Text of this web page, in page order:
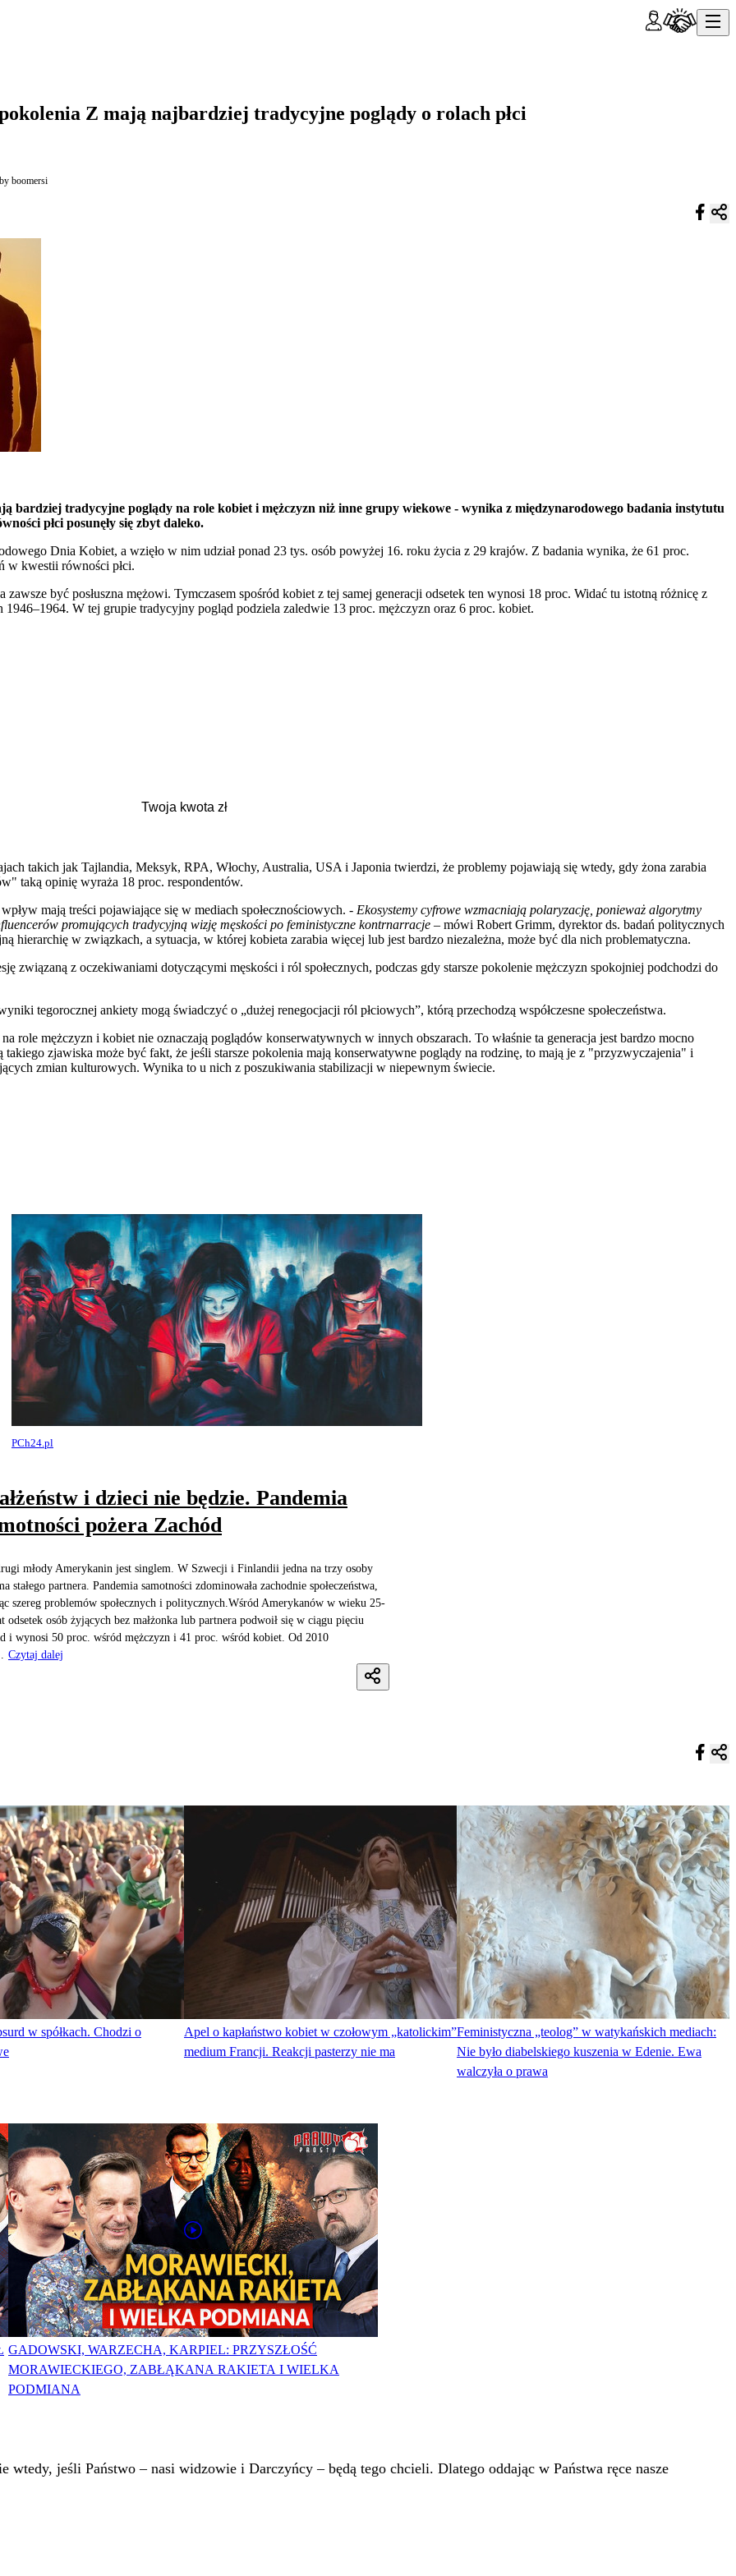
Z mają najbardziej tradycyjne poglądy o rolach płci
boomersi
bardziej tradycyjne poglądy na role kobiet i mężczyzn niż inne grupy wiekowe - wynika z międzynarodowego badania instytutu
płci posunęły się zbyt daleko.
Dnia Kobiet, a wzięło w nim udział ponad 23 tys. osób powyżej 16. roku życia z 29 krajów. Z badania wynika, że 61 proc.
w kwestii równości płci.
być posłuszna mężowi. Tymczasem spośród kobiet z tej samej generacji odsetek ten wynosi 18 proc. Widać tu istotną różnicę z
W tej grupie tradycyjny pogląd podziela zaledwie 13 proc. mężczyzn oraz 6 proc. kobiet.
takich jak Tajlandia, Meksyk, RPA, Włochy, Australia, USA i Japonia twierdzi, że problemy pojawiają się wtedy, gdy żona zarabia
taką opinię wyraża 18 proc. respondentów.
mają treści pojawiające się w mediach społecznościowych. - Ekosystemy cyfrowe wzmacniają polaryzację, ponieważ algorytmy
promujących tradycyjną wizję męskości po feministyczne kontrnarracje – mówi Robert Grimm, dyrektor ds. badań politycznych
hierarchię w związkach, a sytuacja, w której kobieta zarabia więcej lub jest bardzo niezależna, może być dla nich problematyczna.
związaną z oczekiwaniami dotyczącymi męskości i ról społecznych, podczas gdy starsze pokolenie mężczyzn spokojniej podchodzi do
tegorocznej ankiety mogą świadczyć o „dużej renegocjacji ról płciowych”, którą przechodzą współczesne społeczeństwa.
role mężczyzn i kobiet nie oznaczają poglądów konserwatywnych w innych obszarach. To właśnie ta generacja jest bardzo mocno
zjawiska może być fakt, że jeśli starsze pokolenia mają konserwatywne poglądy na rodzinę, to mają je z "przyzwyczajenia" i
zmian kulturowych. Wynika to u nich z poszukiwania stabilizacji w niepewnym świecie.
PCh24.pl
i dzieci nie będzie. Pandemia
pożera Zachód
młody Amerykanin jest singlem. W Szwecji i Finlandii jedna na trzy osoby
stałego partnera. Pandemia samotności zdominowała zachodnie społeczeństwa,
szereg problemów społecznych i politycznych.Wśród Amerykanów w wieku 25-
odsetek osób żyjących bez małżonka lub partnera podwoił się w ciągu pięciu
i wynosi 50 proc. wśród mężczyzn i 41 proc. wśród kobiet. Od 2010
Czytaj dalej
w spółkach. Chodzi o
Apel o kapłaństwo kobiet w czołowym „katolickim”
medium Francji. Reakcji pasterzy nie ma
Feministyczna „teolog” w watykańskich mediach:
Nie było diabelskiego kuszenia w Edenie. Ewa
walczyła o prawa
GADOWSKI, WARZECHA, KARPIEL: PRZYSZŁOŚĆ
MORAWIECKIEGO, ZABŁĄKANA RAKIETA I WIELKA
PODMIANA
wtedy, jeśli Państwo – nasi widzowie i Darczyńcy – będą tego chcieli. Dlatego oddając w Państwa ręce nasze